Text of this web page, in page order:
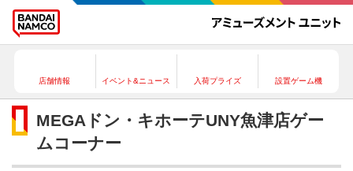
店舗情報 イベント&ニュース 入荷プライズ 設置ゲーム機
MEGAドン・キホーテUNY魚津店ゲー
ムコーナー